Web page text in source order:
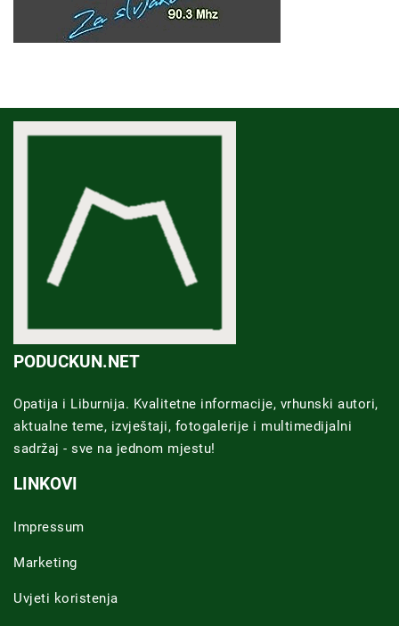
PODUCKUN.NET
Opatija i Liburnija. Kvalitetne informacije, vrhunski autori,
aktualne teme, izvještaji, fotogalerije i multimedijalni
sadržaj - sve na jednom mjestu!
LINKOVI
Impressum
Marketing
Uvjeti koristenja